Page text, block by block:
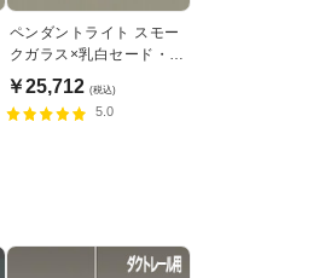
ペンダントライト スモー
クガラス×乳白セード・食
卓照明 ダクトレール専用
￥25,712 (税込)
5.0